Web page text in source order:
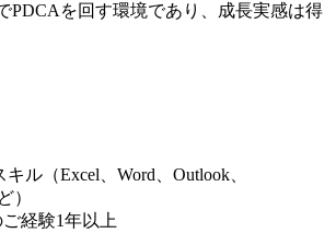
PDCAを回す環境であり、成長実感は得
ル（Excel、Word、Outlook、
）
経験1年以上